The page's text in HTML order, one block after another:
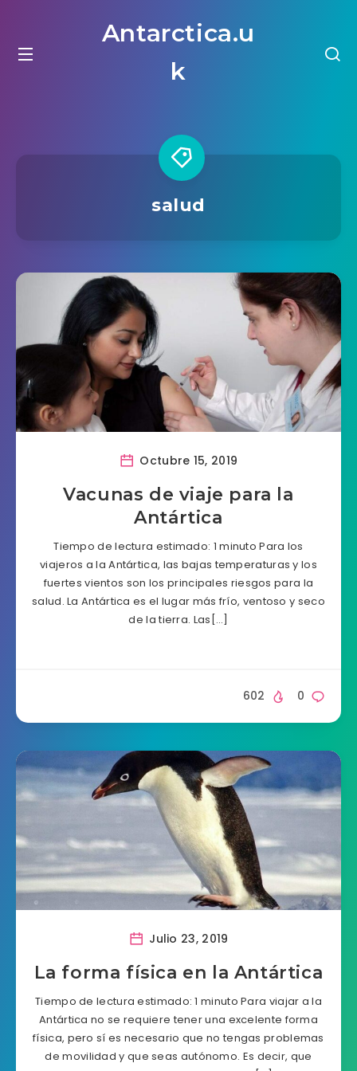
Antarctica.u
k
salud
Octubre 15, 2019
Vacunas de viaje para la
Antártica
Tiempo de lectura estimado: 1 minuto Para los
viajeros a la Antártica, las bajas temperaturas y los
fuertes vientos son los principales riesgos para la
salud. La Antártica es el lugar más frío, ventoso y seco
de la tierra. Las[…]
0
602
Julio 23, 2019
La forma física en la Antártica
Tiempo de lectura estimado: 1 minuto Para viajar a la
Antártica no se requiere tener una excelente forma
física, pero sí es necesario que no tengas problemas
de movilidad y que seas autónomo. Es decir, que